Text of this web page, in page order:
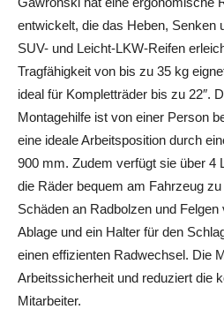
entwickelt, die das Heben, Senken
SUV- und Leicht-LKW-Reifen
Tragfähigkeit von bis zu 35 kg
ideal für Kompletträder bis zu 22″.
Montagehilfe ist von einer Person
eine ideale Arbeitsposition durch
900 mm. Zudem verfügt sie über 4
die Räder bequem am Fahrzeug
Schäden an Radbolzen und
Ablage und ein Halter für den
einen effizienten Radwechsel. Die
Arbeitssicherheit und reduziert die
Mitarbeiter.